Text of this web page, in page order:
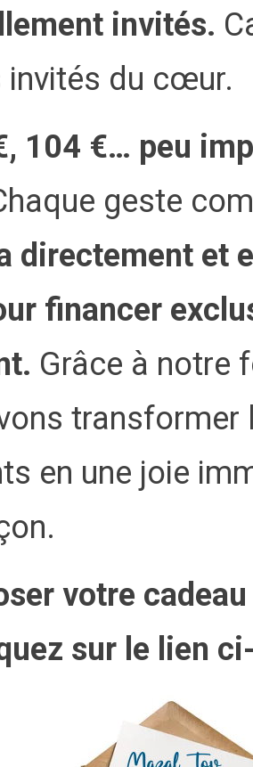
invités.
invités du cœur.
104 €… peu
geste
directement et
financer
Grâce à notre
transformer
en une joie
votre
sur le lien